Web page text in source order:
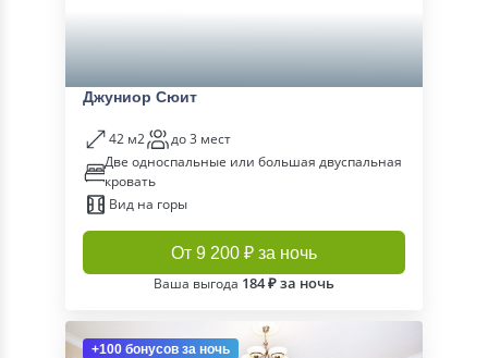
Джуниор Сюит
42 м2
до 3 мест
Две односпальные или большая двуспальная
кровать
Вид на горы
От 9 200 ₽ за ночь
Ваша выгода 184 ₽ за ночь
+100 бонусов за ночь